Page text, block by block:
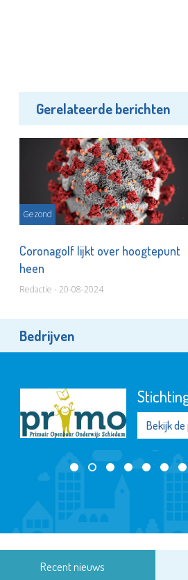
Gerelateerde berichten
Gezond
Coronagolf lijkt over hoogtepunt
heen
Redactie - 20-08-2024
Bedrijven
Bekijk
Recent nieuws